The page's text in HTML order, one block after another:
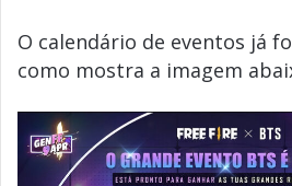
O calendário de eventos já
como mostra a imagem